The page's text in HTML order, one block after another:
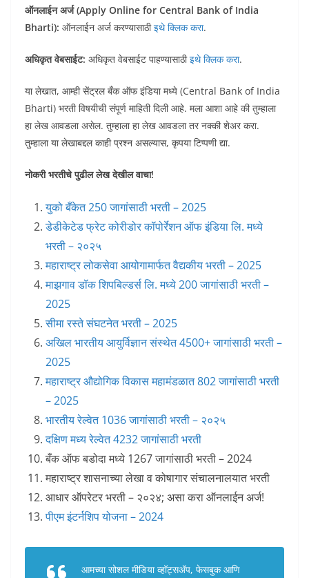
ऑनलाईन अर्ज (Apply Online for Central Bank of India
Bharti): ऑनलाईन अर्ज करण्यासाठीइथे क्लिक करा.
अधिकृत वेबसाईट: अधिकृत वेबसाईट पाहण्यासाठीइथे क्लिक करा.
या लेखात, आम्ही सेंट्रल बँक ऑफ इंडिया मध्ये (Central Bank of India
Bharti) भरती विषयीची संपूर्ण माहिती दिली आहे. मला आशा आहे की तुम्हाला
हा लेख आवडला असेल. तुम्हाला हा लेख आवडला तर नक्की शेअर करा.
तुम्हाला या लेखाबद्दल काही प्रश्न असल्यास, कृपया टिप्पणी द्या.
नोकरी भरतीचे पुढील लेख देखील वाचा!
युको बँकेत 250 जागांसाठी भरती – 2025
डेडीकेटेड फ्रेट कोरीडोर कॉपोर्रेशन ऑफ इंडिया लि. मध्ये
भरती – २०२५
महाराष्ट्र लोकसेवा आयोगामार्फत वैद्यकीय भरती – 2025
माझगाव डॉक शिपबिल्डर्स लि. मध्ये 200 जागांसाठी भरती –
2025
सीमा रस्ते संघटनेत भरती – 2025
अखिल भारतीय आयुर्विज्ञान संस्थेत 4500+ जागांसाठी भरती –
2025
महाराष्ट्र औद्योगिक विकास महामंडळात 802 जागांसाठी भरती
– 2025
भारतीय रेल्वेत 1036 जागांसाठी भरती – २०२५
दक्षिण मध्य रेल्वेत 4232 जागांसाठी भरती
बँक ऑफ बडोदा मध्ये 1267 जागांसाठी भरती – 2024
महाराष्ट्र शासनाच्या लेखा व कोषागार संचालनालयात भरती
आधार ऑपरेटर भरती – २०२४; असा करा ऑनलाईन अर्ज!
पीएम इंटर्नशिप योजना – 2024
आमच्या सोशल मीडिया व्हॉट्सअ‍ॅप, फेसबुक आणि